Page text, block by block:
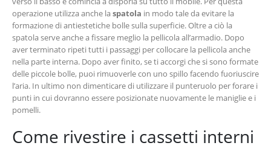
operazione utilizza anche laspatola in modo tale da evitare la
formazione di antiestetiche bolle sulla superficie. Oltre a ciò la
spatola serve anche a fissare meglio la pellicola all’armadio. Dopo
aver terminato ripeti tutti i passaggi per collocare la pellicola anche
nella parte interna. Dopo aver finito, se ti accorgi che si sono formate
delle piccole bolle, puoi rimuoverle con uno spillo facendo fuoriuscire
l’aria. In ultimo non dimenticare di utilizzare il punteruolo per forare i
punti in cui dovranno essere posizionate nuovamente le maniglie e i
pomelli.
Come rivestire i cassetti interni